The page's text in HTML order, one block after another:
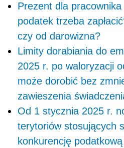
Prezent dla
podatek trzeba
czy od darowizna?
Limity dorabiania do
2025 r. po waloryzacji
może dorobić bez
zawieszenia
Od 1 stycznia 2025 r.
terytoriów stosujących
konkurencję